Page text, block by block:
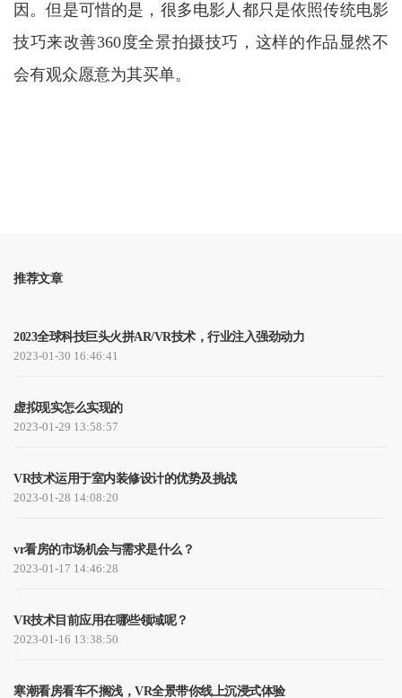
因。但是可惜的是，很多电影人都只是依照传统电影
技巧来改善360度全景拍摄技巧，这样的作品显然不
会有观众愿意为其买单。
推荐文章
2023全球科技巨头火拼AR/VR技术，行业注入强劲动力
2023-01-30 16:46:41
虚拟现实怎么实现的
2023-01-29 13:58:57
VR技术运用于室内装修设计的优势及挑战
2023-01-28 14:08:20
vr看房的市场机会与需求是什么？
2023-01-17 14:46:28
VR技术目前应用在哪些领域呢？
2023-01-16 13:38:50
寒潮看房看车不搁浅，VR全景带你线上沉浸式体验